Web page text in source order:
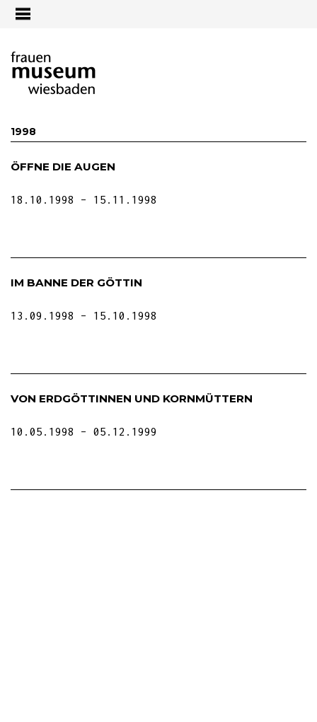
1998
ÖFFNE DIE AUGEN
18.10.1998 15.11.1998
IM BANNE DER GÖTTIN
13.09.1998 15.10.1998
VON ERDGÖTTINNEN UND KORNMÜTTERN
10.05.1998 05.12.1999